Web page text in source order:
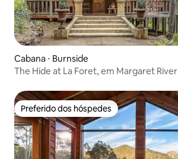
Cabana ⋅ Burnside
The Hide at La Foret, em Margaret River
Preferido dos hóspedes
Preferido dos hóspedes